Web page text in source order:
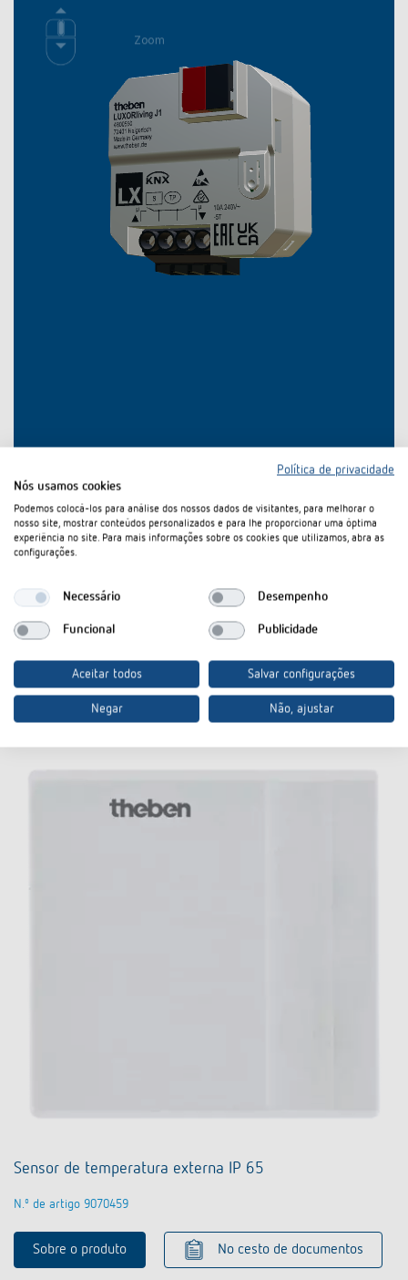
Transferências
Ficha técnica
No cesto de documentos
Acessórios
Sensor de temperatura externa IP 65
N.º de artigo 9070459
Sobre o produto No cesto de documentos
Política de privacidade
Nós usamos cookies
Podemos colocá-los para análise dos nossos dados de visitantes, para melhorar o
nosso site, mostrar conteúdos personalizados e para lhe proporcionar uma óptima
experiência no site. Para mais informações sobre os cookies que utilizamos, abra as
configurações.
Necessário Desempenho
Funcional Publicidade
Aceitar todos Salvar configurações
Negar Não, ajustar